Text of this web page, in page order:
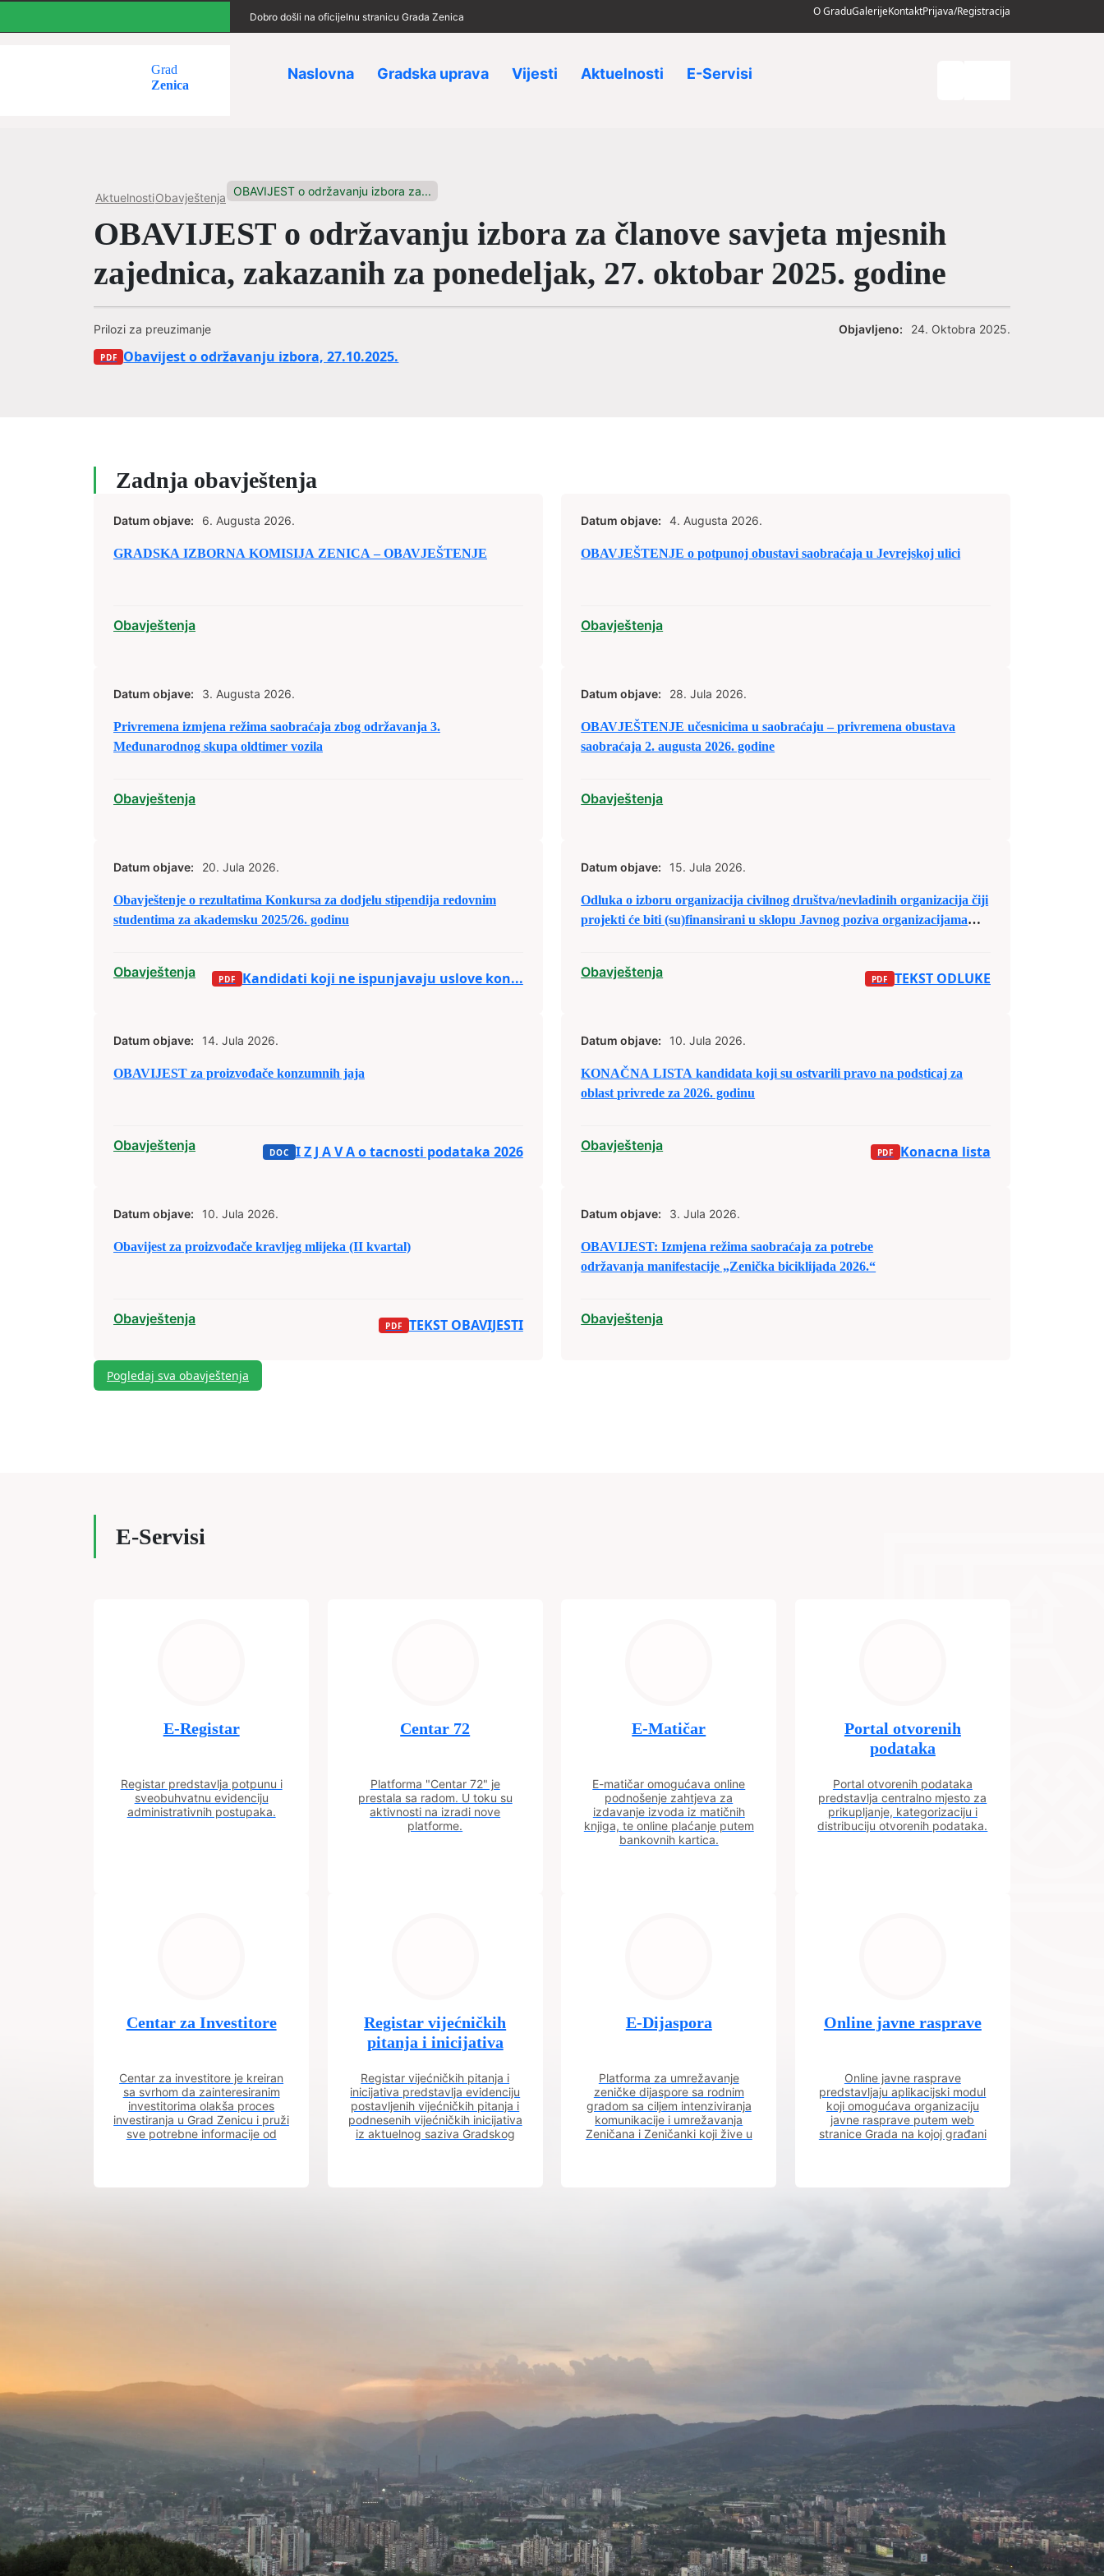
Dobro došli na oficijelnu stranicu Grada Zenica O GraduGalerijeKontaktPrijava/Registracija
Grad
Zenica
Naslovna Gradska uprava Vijesti Aktuelnosti E-Servisi
AktuelnostiObavještenja OBAVIJEST o održavanju izbora za...
OBAVIJEST o održavanju izbora za članove savjeta mjesnih
zajednica, zakazanih za ponedeljak, 27. oktobar 2025. godine
Prilozi za preuzimanje
Obavijest o održavanju izbora, 27.10.2025.
Objavljeno: 24. Oktobra 2025.
Zadnja obavještenja
Datum objave: 6. Augusta 2026.
GRADSKA IZBORNA KOMISIJA ZENICA – OBAVJEŠTENJE
Obavještenja
Datum objave: 4. Augusta 2026.
OBAVJEŠTENJE o potpunoj obustavi saobraćaja u Jevrejskoj ulici
Obavještenja
Datum objave: 3. Augusta 2026.
Privremena izmjena režima saobraćaja zbog održavanja 3.
Međunarodnog skupa oldtimer vozila
Obavještenja
Datum objave: 28. Jula 2026.
OBAVJEŠTENJE učesnicima u saobraćaju – privremena obustava
saobraćaja 2. augusta 2026. godine
Obavještenja
Datum objave: 20. Jula 2026.
Obavještenje o rezultatima Konkursa za dodjelu stipendija redovnim
studentima za akademsku 2025/26. godinu
Obavještenja Kandidati koji ne ispunjavaju uslove kon...
Datum objave: 15. Jula 2026.
Odluka o izboru organizacija civilnog društva/nevladinih organizacija čiji
projekti će biti (su)finansirani u sklopu Javnog poziva organizacijama
2026. godinu.
Obavještenja TEKST ODLUKE
Datum objave: 14. Jula 2026.
OBAVIJEST za proizvođače konzumnih jaja
Obavještenja I Z J A V A o tacnosti podataka 2026
Datum objave: 10. Jula 2026.
KONAČNA LISTA kandidata koji su ostvarili pravo na podsticaj za
oblast privrede za 2026. godinu
Obavještenja Konacna lista
Datum objave: 10. Jula 2026.
Obavijest za proizvođače kravljeg mlijeka (II kvartal)
Obavještenja TEKST OBAVIJESTI
Datum objave: 3. Jula 2026.
OBAVIJEST: Izmjena režima saobraćaja za potrebe
održavanja manifestacije „Zenička biciklijada 2026.“
Obavještenja
Pogledaj sva obavještenja
E-Servisi
E-Registar
Registar predstavlja potpunu i
sveobuhvatnu evidenciju
administrativnih postupaka.
Centar 72
Platforma "Centar 72" je
prestala sa radom. U toku su
aktivnosti na izradi nove
platforme.
E-Matičar
E-matičar omogućava online
podnošenje zahtjeva za
izdavanje izvoda iz matičnih
knjiga, te online plaćanje putem
bankovnih kartica.
Portal otvorenih
podataka
Portal otvorenih podataka
predstavlja centralno mjesto za
prikupljanje, kategorizaciju i
distribuciju otvorenih podataka.
Centar za Investitore
Centar za investitore je kreiran
sa svrhom da zainteresiranim
investitorima olakša proces
investiranja u Grad Zenicu i pruži
sve potrebne informacije od
Registar vijećničkih
pitanja i inicijativa
Registar vijećničkih pitanja i
inicijativa predstavlja evidenciju
postavljenih vijećničkih pitanja i
podnesenih vijećničkih inicijativa
iz aktuelnog saziva Gradskog
E-Dijaspora
Platforma za umrežavanje
zeničke dijaspore sa rodnim
gradom sa ciljem intenziviranja
komunikacije i umrežavanja
Zeničana i Zeničanki koji žive u
Online javne rasprave
Online javne rasprave
predstavljaju aplikacijski modul
koji omogućava organizaciju
javne rasprave putem web
stranice Grada na kojoj građani